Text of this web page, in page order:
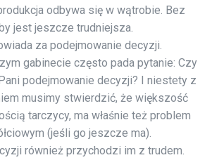
odbywa się w wątrobie. Bez
jest jeszcze trudniejsza.
za podejmowanie decyzji.
gabinecie często pada pytanie: Czy
podejmowanie decyzji? I niestety z
musimy stwierdzić, że większość
tarczycy, ma właśnie też problem
(jeśli go jeszcze ma).
również przychodzi im z trudem.